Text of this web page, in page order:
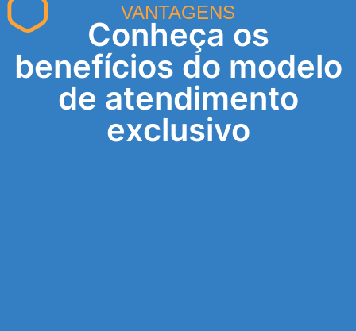
VANTAGENS
Conheça os
benefícios do modelo
de atendimento
exclusivo